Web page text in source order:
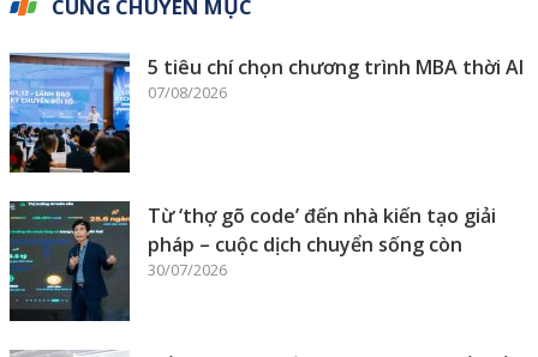
CÙNG CHUYÊN MỤC
5 tiêu chí chọn chương trình MBA thời AI
07/08/2026
Từ ‘thợ gõ code’ đến nhà kiến tạo giải
pháp – cuộc dịch chuyển sống còn
30/07/2026